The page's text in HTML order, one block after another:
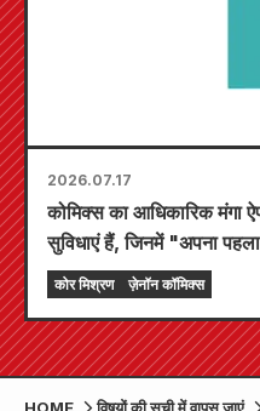
2026.07.17
कोमिक्स का आधिकारिक मंगा
सुविधाएं हैं, जिनमें "अपना
कोर मिश्रण ज़ेनॉन कॉमिक्स
HOME विषयों की सूची में वापस जाएं